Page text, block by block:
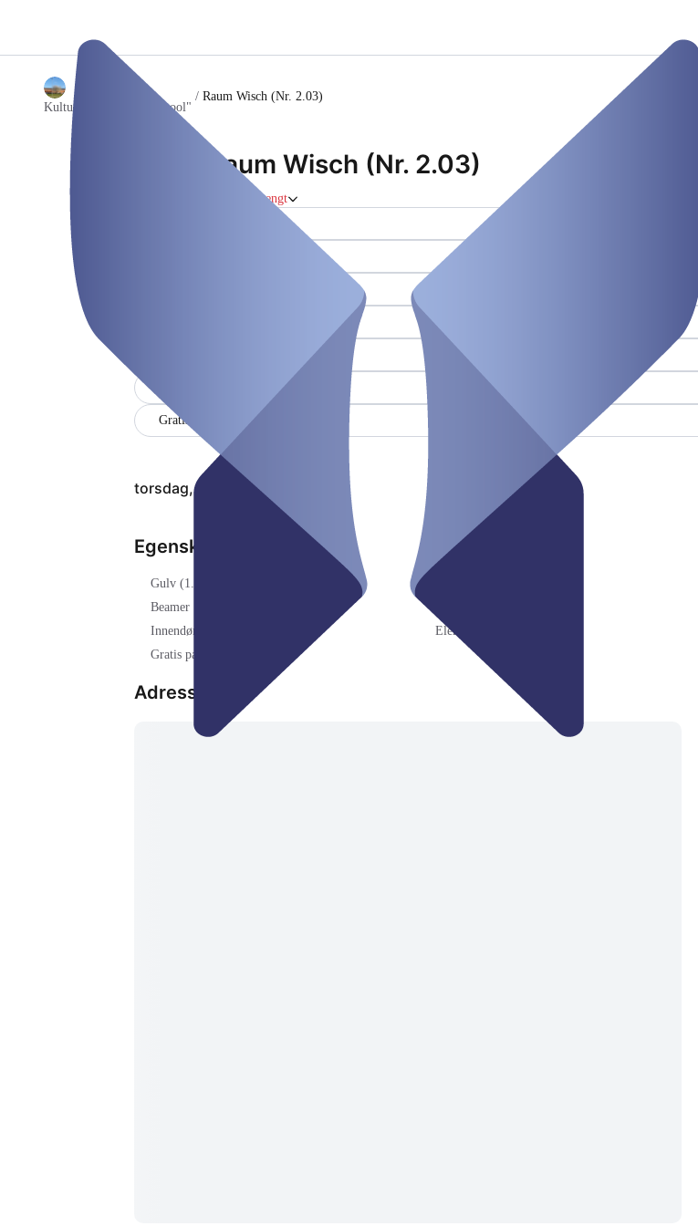
Kulturzentrum "Ole School"
/ Raum Wisch (Nr. 2.03)
Raum Wisch (Nr. 2.03)
Stengt
Gratis parkering
torsdag, 06. aug.
Egenskaper
Gulv (1. OG)
Beamer
Innendørs
Elektrisitet
Gratis parkering
Adresse